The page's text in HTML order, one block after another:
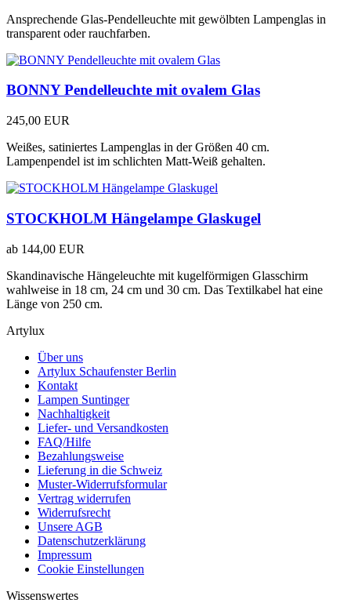
Ansprechende Glas-Pendelleuchte mit gewölbten Lampenglas in
transparent oder rauchfarben.
BONNY Pendelleuchte mit ovalem Glas
245,00 EUR
Weißes, satiniertes Lampenglas in der Größen 40 cm.
Lampenpendel ist im schlichten Matt-Weiß gehalten.
STOCKHOLM Hängelampe Glaskugel
ab 144,00 EUR
Skandinavische Hängeleuchte mit kugelförmigen Glasschirm
wahlweise in 18 cm, 24 cm und 30 cm. Das Textilkabel hat eine
Länge von 250 cm.
Artylux
Über uns
Artylux Schaufenster Berlin
Kontakt
Lampen Suntinger
Nachhaltigkeit
Liefer- und Versandkosten
FAQ/Hilfe
Bezahlungsweise
Lieferung in die Schweiz
Muster-Widerrufsformular
Vertrag widerrufen
Widerrufsrecht
Unsere AGB
Datenschutzerklärung
Impressum
Cookie Einstellungen
Wissenswertes